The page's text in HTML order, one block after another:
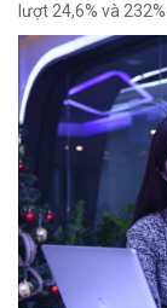
lượt 24,6% và